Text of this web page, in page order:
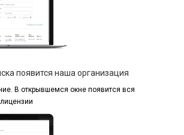
появится наша организация
В открывшемся окне появится вся